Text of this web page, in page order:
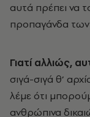
αυτά πρέπει να
προπαγάνδα
Γιατί αλλιώς,
σιγά-σιγά θ’
λέμε ότι
ανθρώπινα